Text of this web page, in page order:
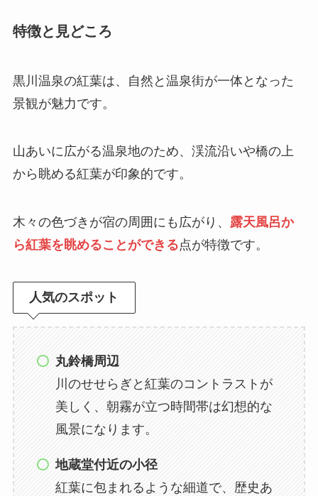
特徴と見どころ
黒川温泉の紅葉は、自然と温泉街が一体となった
景観が魅力です。
山あいに広がる温泉地のため、渓流沿いや橋の上
から眺める紅葉が印象的です。
木々の色づきが宿の周囲にも広がり、 露天風呂か
ら紅葉を眺めることができる点が特徴です。
人気のスポット
丸鈴橋周辺
川のせせらぎと紅葉のコントラストが
美しく、朝霧が立つ時間帯は幻想的な
風景になります。
地蔵堂付近の小径
紅葉に包まれるような細道で、歴史あ